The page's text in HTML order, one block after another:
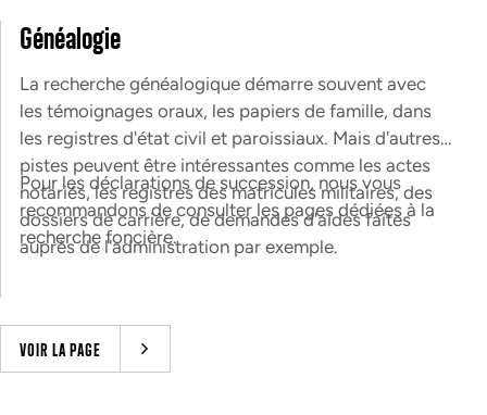
Généalogie
La recherche généalogique démarre souvent avec
les témoignages oraux, les papiers de famille, dans
les registres d'état civil et paroissiaux. Mais d'autres
pistes peuvent être intéressantes comme les actes
notariés, les registres des matricules militaires, des
dossiers de carrière, de demandes d'aides faites
auprès de l'administration par exemple.
Pour les déclarations de succession, nous vous
recommandons de consulter les pages dédiées à la
recherche foncière.
VOIR LA PAGE